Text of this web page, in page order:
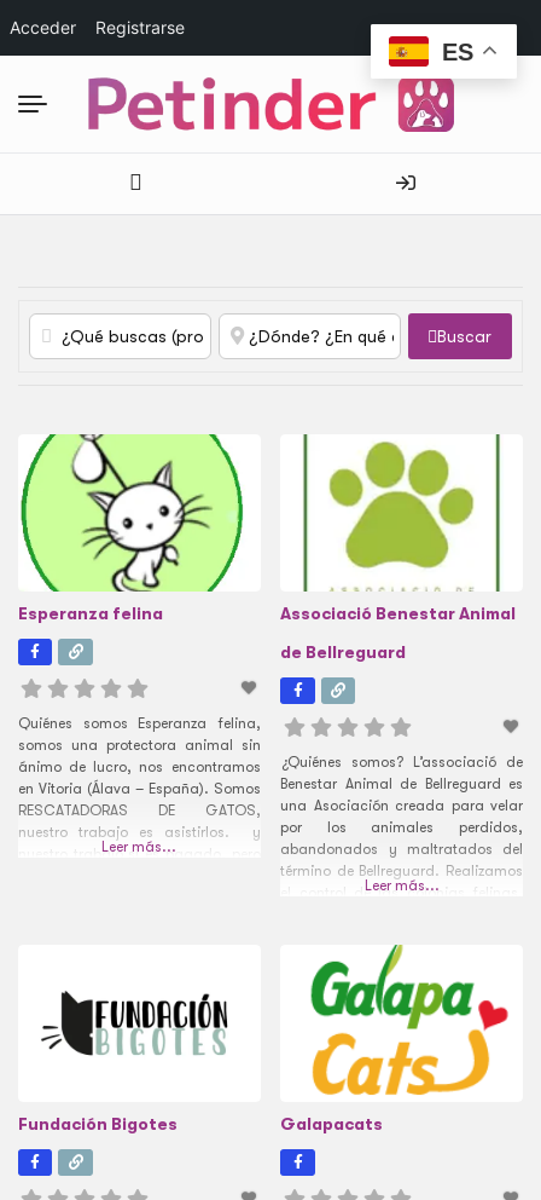
Acceder Registrarse
Buscar
Esperanza felina
Quiénes somos Esperanza felina,
somos una protectora animal sin
ánimo de lucro, nos encontramos
en Vitoria (Álava – España). Somos
RESCATADORAS DE GATOS,
nuestro trabajo es asistirlos. y
nuestro trabajo sí es pagado, pero
Leer más...
Associació Benestar Animal
de Bellreguard
¿Quiénes somos? L’associació de
Benestar Animal de Bellreguard es
una Asociación creada para velar
por los animales perdidos,
abandonados y maltratados del
término de Bellreguard. Realizamos
el control de las colonias felinas.
velar por los animales, en particular
las colonias felinas de los barrios
que han sido abandonados y
maltratados. ¿Cómo
Leer más...
Fundación Bigotes Galapacats
ES